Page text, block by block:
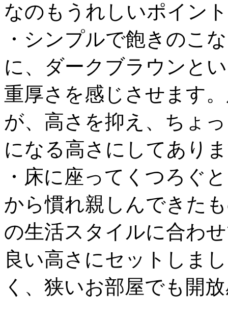
なのもうれしいポイン
・シンプルで飽きのこ
に、ダークブラウンと
重厚さを感じさせます
が、高さを抑え、ちょ
になる高さにしてあり
・床に座ってくつろぐ
から慣れ親しんできた
の生活スタイルに合わ
良い高さにセットしま
く、狭いお部屋でも開